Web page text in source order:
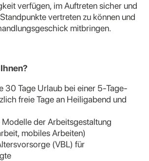
verfügen, im Auftreten sicher und
vertreten zu können und
mitbringen.
30 Tage Urlaub bei einer 5-Tage-
freie Tage an Heiligabend und
der Arbeitsgestaltung
mobiles Arbeiten)
(VBL) für